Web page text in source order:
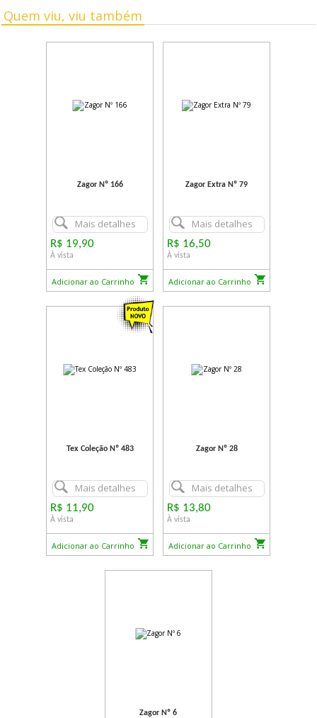
Quem viu, viu também
Zagor Nº 166
Mais detalhes
R$ 19,90
À vista
Adicionar ao Carrinho
Zagor Extra Nº 79
Mais detalhes
R$ 16,50
À vista
Adicionar ao Carrinho
Tex Coleção Nº 483
Mais detalhes
R$ 11,90
À vista
Adicionar ao Carrinho
Zagor Nº 28
Mais detalhes
R$ 13,80
À vista
Adicionar ao Carrinho
Zagor Nº 6